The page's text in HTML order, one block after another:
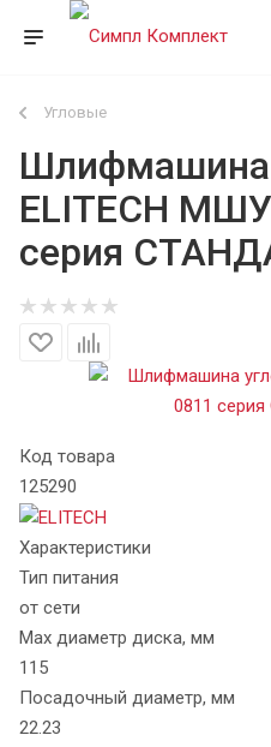
Угловые
Шлифмашина
ELITECH
серия
Код товара
125290
Характеристики
Тип питания
от сети
Max диаметр диска, мм
115
Посадочный диаметр, мм
22.23